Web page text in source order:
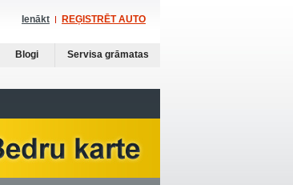
Ienākt REĢISTRĒT AUTO
Blogi Servisa grāmatas